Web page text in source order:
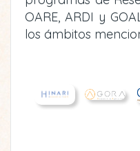
OARE, ARDI y
los ámbitos